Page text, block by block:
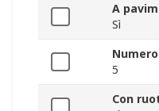
A
Sì
5
Con